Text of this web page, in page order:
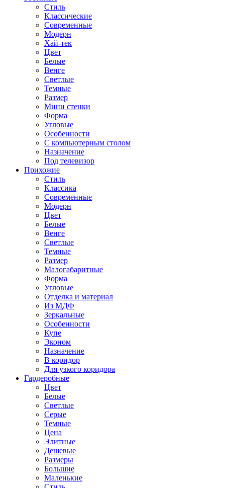
Стиль
Классические
Современные
Модерн
Хай-тек
Цвет
Белые
Венге
Светлые
Темные
Размер
Мини стенки
Форма
Угловые
Особенности
С компьютерным столом
Назначение
Под телевизор
Прихожие
Стиль
Классика
Современные
Модерн
Цвет
Белые
Венге
Светлые
Темные
Размер
Малогабаритные
Форма
Угловые
Отделка и материал
Из МДФ
Зеркальные
Особенности
Купе
Эконом
Назначение
В коридор
Для узкого коридора
Гардеробные
Цвет
Белые
Светлые
Серые
Темные
Цена
Элитные
Дешевые
Размеры
Большие
Маленькие